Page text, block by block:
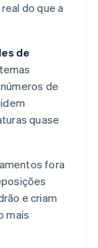
do que a
de
de
quase
fora
e criam
mais